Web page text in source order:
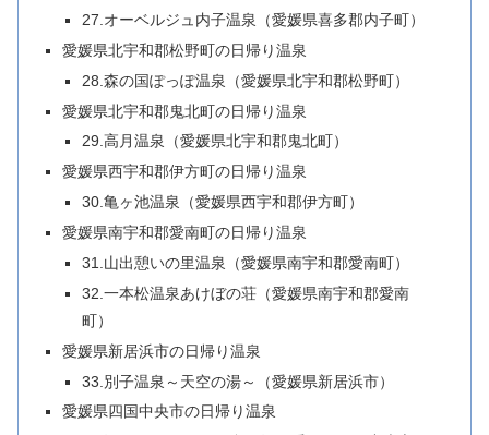
27.オーベルジュ内子温泉（愛媛県喜多郡内子町）
愛媛県北宇和郡松野町の日帰り温泉
28.森の国ぽっぽ温泉（愛媛県北宇和郡松野町）
愛媛県北宇和郡鬼北町の日帰り温泉
29.高月温泉（愛媛県北宇和郡鬼北町）
愛媛県西宇和郡伊方町の日帰り温泉
30.亀ヶ池温泉（愛媛県西宇和郡伊方町）
愛媛県南宇和郡愛南町の日帰り温泉
31.山出憩いの里温泉（愛媛県南宇和郡愛南町）
32.一本松温泉あけぼの荘（愛媛県南宇和郡愛南
町）
愛媛県新居浜市の日帰り温泉
33.別子温泉～天空の湯～（愛媛県新居浜市）
愛媛県四国中央市の日帰り温泉